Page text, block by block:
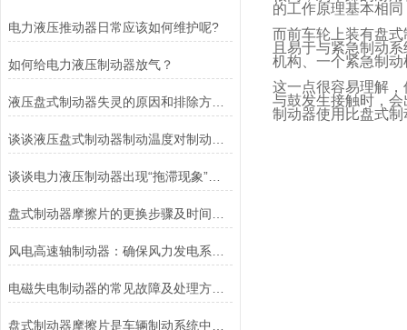
电力液压推动器日常应该如何维护呢?
如何给电力液压制动器放气？
液压盘式制动器失灵的原因和排除方法介绍
谈谈电力液压制动器出现“拖滞现象”的原因及解决方法
电磁失电制动器的常见故障及处理方法讲解
的工作原理基本相
而前车轮上装有盘
且易于与紧急制动
机构、一个紧急制
这一点很容易理解
与鼓发生接触时，
制动器使用比盘式